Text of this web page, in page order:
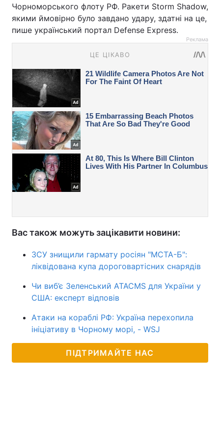
Чорноморського флоту РФ. Ракети Storm Shadow,
якими ймовірно було завдано удару, здатні на це,
пише український портал Defense Express.
Реклама
Вас також можуть зацікавити новини:
ЗСУ знищили гармату росіян "МСТА-Б":
ліквідована купа дороговартісних снарядів
Чи виб’є Зеленський ATACMS для України у
США: експерт відповів
Атаки на кораблі РФ: Україна перехопила
ініціативу в Чорному морі, - WSJ
ПІДТРИМАЙТЕ НАС